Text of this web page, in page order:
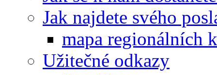
Jak najdete svého
mapa regionálních
Užitečné odkazy